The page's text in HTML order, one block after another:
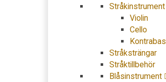
Stråkinstrument
Violin
Cello
Kontrabas
Stråksträngar
Stråktillbehör
Blåsinstrument